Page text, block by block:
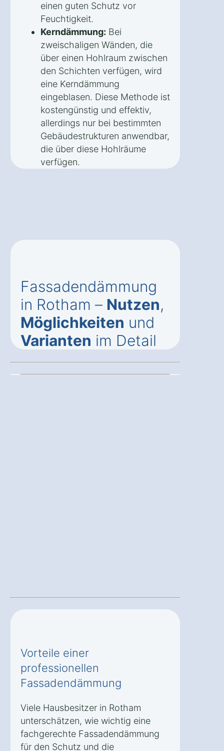
einen guten Schutz vor
Feuchtigkeit.
Kerndämmung: Bei
zweischaligen Wänden, die
über einen Hohlraum zwischen
den Schichten verfügen, wird
eine Kerndämmung
eingeblasen. Diese Methode ist
kostengünstig und effektiv,
allerdings nur bei bestimmten
Gebäudestrukturen anwendbar,
die über diese Hohlräume
verfügen.
Fassadendämmung
in Rotham – Nutzen,
Möglichkeiten und
Varianten im Detail
Vorteile einer
professionellen
Fassadendämmung
Viele Hausbesitzer in Rotham
unterschätzen, wie wichtig eine
fachgerechte Fassadendämmung
für den Schutz und die